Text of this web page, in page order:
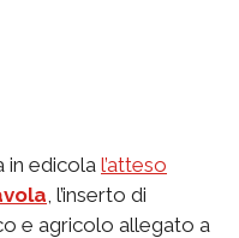
in edicola l’atteso
, l’inserto di
e agricolo allegato a